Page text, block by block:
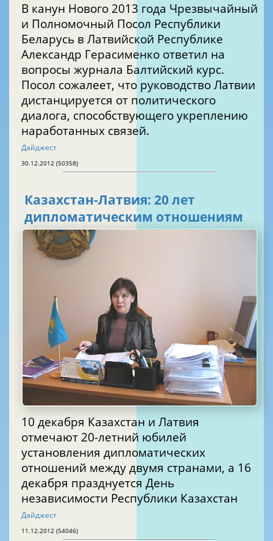
В канун Нового 2013 года Чрезвычайный
и Полномочный Посол Республики
Беларусь в Латвийской Республике
Александр Герасименко ответил на
вопросы журнала Балтийский курс.
Посол сожалеет, что руководство Латвии
дистанцируется от политического
диалога, способствующего укреплению
наработанных связей.
Дайджест
30.12.2012 (50358)
Казахстан-Латвия: 20 лет
дипломатическим отношениям
10 декабря Казахстан и Латвия
отмечают 20-летний юбилей
установления дипломатических
отношений между двумя странами, а 16
декабря празднуется День
независимости Республики Казахстан
Дайджест
11.12.2012 (54046)